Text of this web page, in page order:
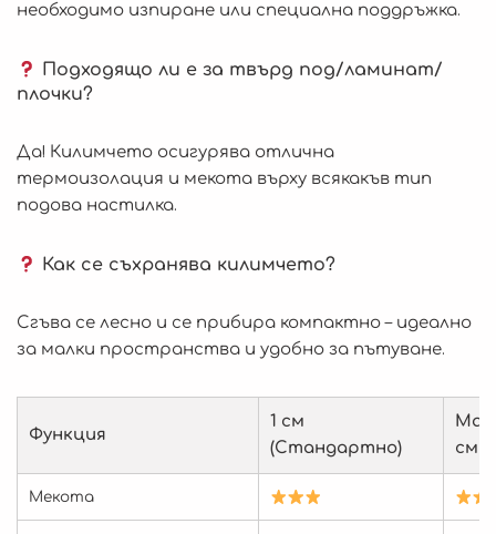
необходимо изпиране или специална поддръжка.
Подходящо ли е за твърд под/ламинат/
плочки?
Да! Килимчето осигурява отлична
термоизолация и мекота върху всякакъв тип
подова настилка.
Как се съхранява килимчето?
Сгъва се лесно и се прибира компактно – идеално
за малки пространства и удобно за пътуване.
Функция
1 см
(Стандартно)
см
Мекота